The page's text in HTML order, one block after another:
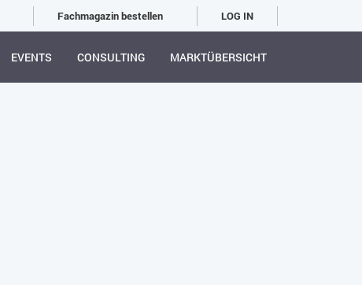
Fachmagazin bestellen LOG IN
EVENTS CONSULTING MARKTÜBERSICHT